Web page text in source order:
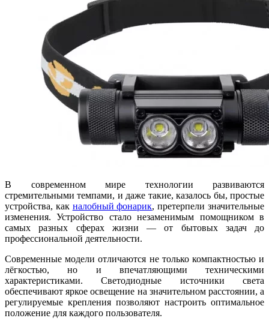
В современном мире технологии развиваются
стремительными темпами, и даже такие, казалось бы, простые
устройства, как налобный фонарик, претерпели значительные
изменения. Устройство стало незаменимым помощником в
самых разных сферах жизни — от бытовых задач до
профессиональной деятельности.
Современные модели отличаются не только компактностью и
лёгкостью, но и впечатляющими техническими
характеристиками. Светодиодные источники света
обеспечивают яркое освещение на значительном расстоянии, а
регулируемые крепления позволяют настроить оптимальное
положение для каждого пользователя.